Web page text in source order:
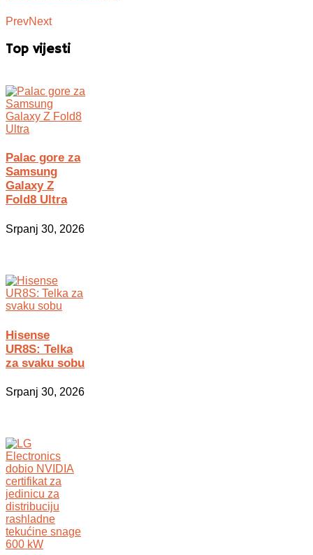
PrevNext
Top vijesti
Palac gore za
Samsung
Galaxy Z
Fold8 Ultra
Srpanj 30, 2026
Hisense
UR8S: Telka
za svaku sobu
Srpanj 30, 2026